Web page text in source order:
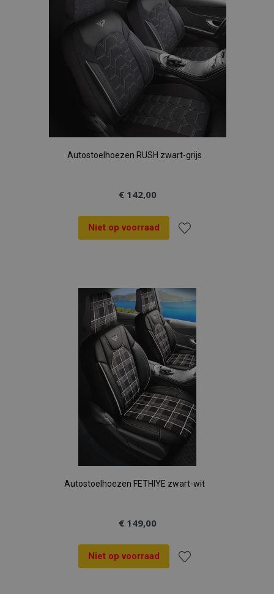
Autostoelhoezen RUSH zwart-grijs
€ 142,00
Niet op voorraad
aan
verlanglijst
Autostoelhoezen FETHIYE zwart-wit
€ 149,00
Niet op voorraad